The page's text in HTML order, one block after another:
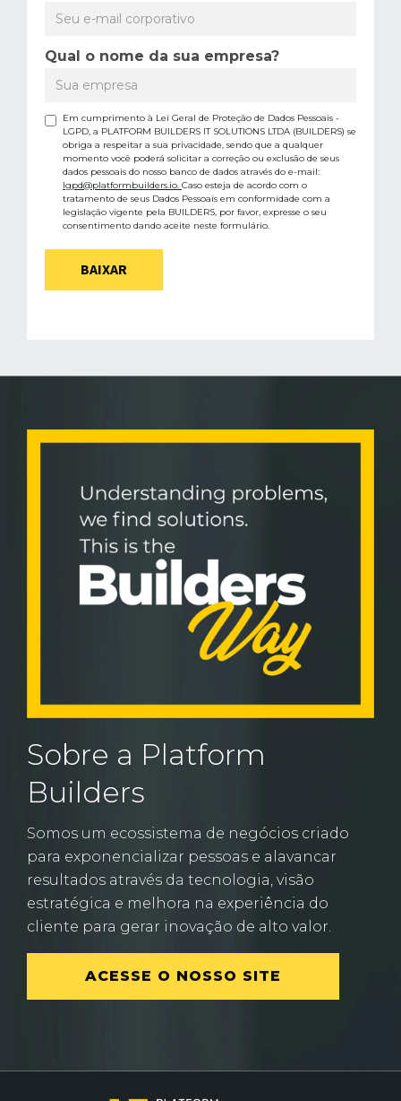
Qual o nome da sua empresa?
Em cumprimento à Lei Geral de Proteção de Dados Pessoais -
LGPD, a PLATFORM BUILDERS IT SOLUTIONS LTDA (BUILDERS) se
obriga a respeitar a sua privacidade, sendo que a qualquer
momento você poderá solicitar a correção ou exclusão de seus
dados pessoais do nosso banco de dados através do e-mail:
lgpd@platformbuilders.io. Caso esteja de acordo com o
tratamento de seus Dados Pessoais em conformidade com a
legislação vigente pela BUILDERS, por favor, expresse o seu
consentimento dando aceite neste formulário.
Sobre a Platform
Builders
Somos um ecossistema de negócios criado
para exponencializar pessoas e alavancar
resultados através da tecnologia, visão
estratégica e melhora na experiência do
cliente para gerar inovação de alto valor.
ACESSE O NOSSO SITE